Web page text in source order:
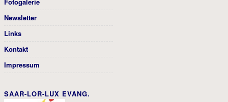
Newsletter
Links
Kontakt
Impressum
SAAR-LOR-LUX EVANG.